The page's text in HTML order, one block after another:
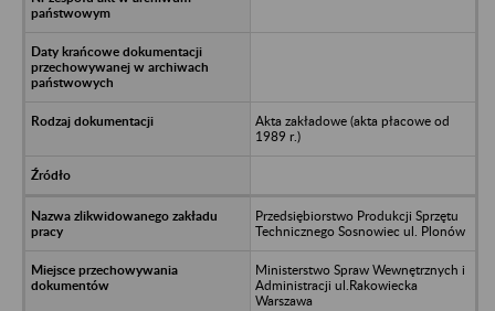
Akta zakładowe (akta płacowe od
1989 r.)
Przedsiębiorstwo Produkcji Sprzętu
Technicznego Sosnowiec ul. Plonów
Ministerstwo Spraw Wewnętrznych i
Administracji ul.Rakowiecka
Warszawa